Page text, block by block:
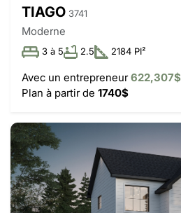
TIAGO 3741
Moderne
3 à 5 2.5 2184 PI²
Avec un entrepreneur622,307$
Plan à partir de 1740$